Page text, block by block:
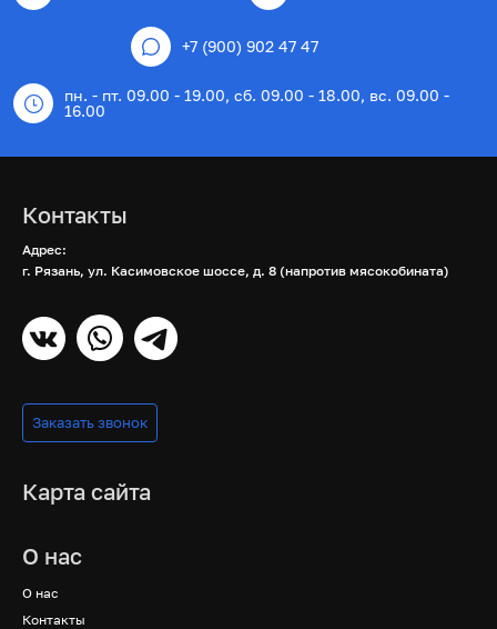
+7 (900) 902 47 47
пн. - пт. 09.00 - 19.00, сб. 09.00 - 18.00, вс. 09.00 -
16.00
Контакты
Адрес:
г. Рязань, ул. Касимовское шоссе, д. 8 (напротив мясокобината)
Заказать звонок
Карта сайта
О нас
О нас
Контакты